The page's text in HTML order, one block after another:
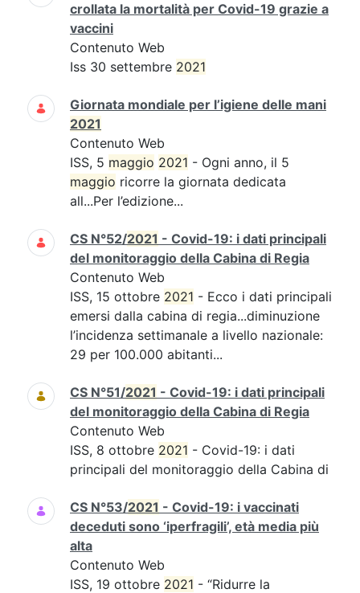
crollata la mortalità per Covid-19 grazie a
vaccini
Contenuto Web
Iss 30 settembre 2021
Giornata mondiale per l’igiene delle mani
2021
Contenuto Web
ISS, 5 maggio 2021 - Ogni anno, il 5
maggio ricorre la giornata dedicata
all...Per l’edizione...
CS N°52/2021 - Covid-19: i dati principali
del monitoraggio della Cabina di Regia
Contenuto Web
ISS, 15 ottobre 2021 - Ecco i dati principali
emersi dalla cabina di regia...diminuzione
l’incidenza settimanale a livello nazionale:
29 per 100.000 abitanti...
CS N°51/2021 - Covid-19: i dati principali
del monitoraggio della Cabina di Regia
Contenuto Web
ISS, 8 ottobre 2021 - Covid-19: i dati
principali del monitoraggio della Cabina di
CS N°53/2021 - Covid-19: i vaccinati
deceduti sono ‘iperfragili’, età media più
alta
Contenuto Web
ISS, 19 ottobre 2021 - “Ridurre la